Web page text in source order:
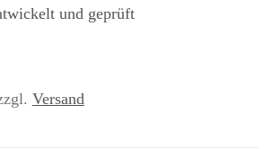
und geprüft
Versand